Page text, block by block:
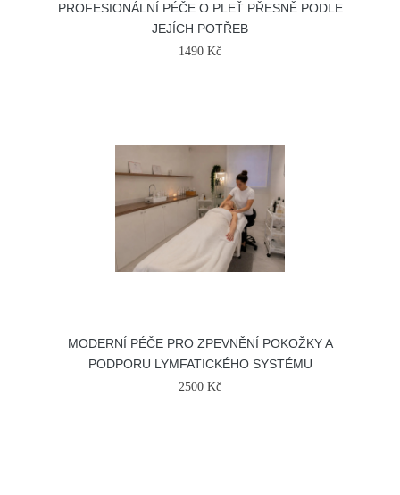
PROFESIONÁLNÍ PÉČE O PLEŤ PŘESNĚ PODLE
JEJÍCH POTŘEB
1490 Kč
MODERNÍ PÉČE PRO ZPEVNĚNÍ POKOŽKY A
PODPORU LYMFATICKÉHO SYSTÉMU
2500 Kč